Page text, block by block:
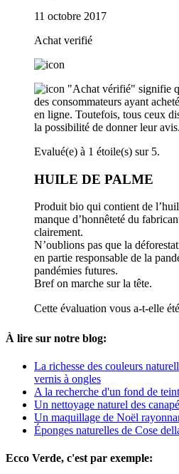
11 octobre 2017
Achat verifié
"Achat vérifié" signifie
des consommateurs ayant
en ligne. Toutefois, tous ceux
la possibilité de donner leur avis.
Evalué(e) à 1 étoile(s) sur 5.
HUILE DE PALME
Produit bio qui contient de
manque d’honnêteté du
clairement.
N’oublions pas que la
en partie responsable de la
pandémies futures.
Bref on marche sur la tête.
Cette évaluation vous a-t-elle
À lire sur notre blog:
La richesse des couleurs
vernis à ongles
A la recherche d'un fond de
Un nettoyage naturel des
Un maquillage de Noël
Éponges naturelles de Cose
Ecco Verde, c'est par exemple: